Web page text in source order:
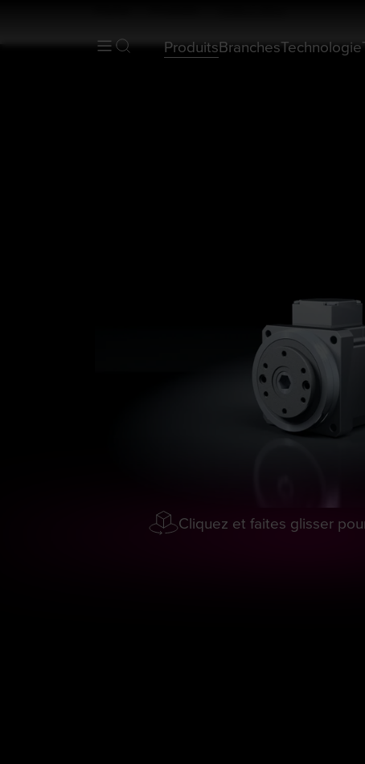
ProduitsBranchesTechnologie
Cliquez et faites glisser